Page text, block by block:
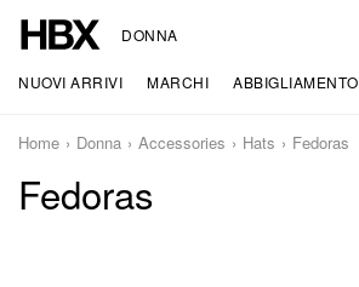
DONNA
NUOVI ARRIVI MARCHI ABBIGLIAMENTO
Home Donna Accessories Hats Fedoras
Fedoras